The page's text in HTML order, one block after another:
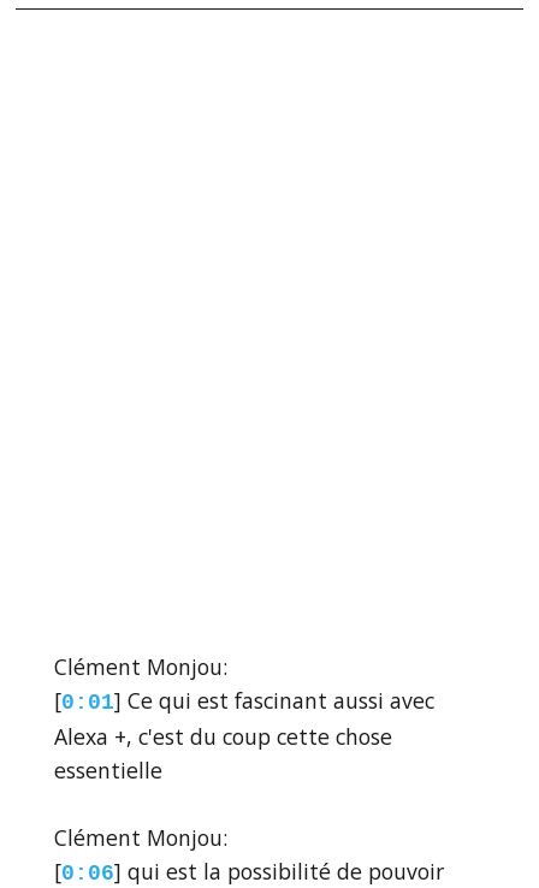
Clément Monjou:
[0:01] Ce qui est fascinant aussi avec
Alexa +, c'est du coup cette chose
essentielle
Clément Monjou:
[0:06] qui est la possibilité de pouvoir